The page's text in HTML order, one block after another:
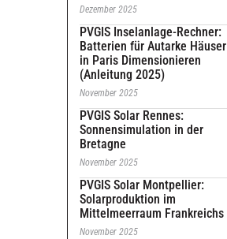
Dezember 2025
PVGIS Inselanlage-Rechner:
Batterien für Autarke Häuser
in Paris Dimensionieren
(Anleitung 2025)
November 2025
PVGIS Solar Rennes:
Sonnensimulation in der
Bretagne
November 2025
PVGIS Solar Montpellier:
Solarproduktion im
Mittelmeerraum Frankreichs
November 2025